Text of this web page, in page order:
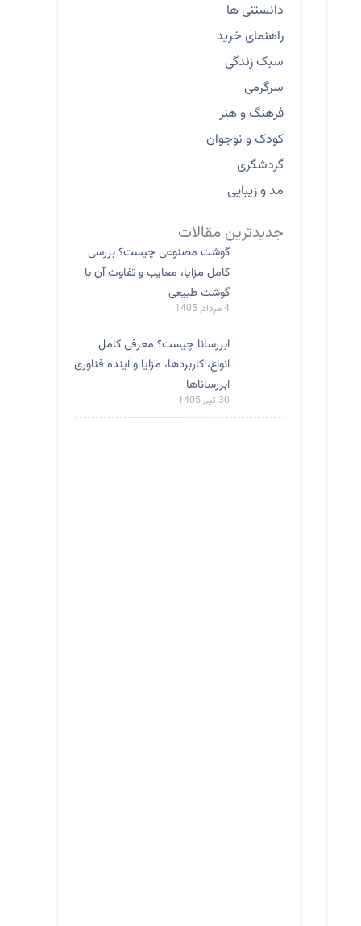
دانستنی ها
راهنمای خرید
سبک زندگی
سرگرمی
فرهنگ و هنر
کودک و نوجوان
گردشگری
مد و زیبایی
جدیدترین مقالات
گوشت مصنوعی چیست؟ بررسی
کامل مزایا، معایب و تفاوت آن با
گوشت طبیعی
4 مرداد, 1405
ابررسانا چیست؟ معرفی کامل
انواع، کاربردها، مزایا و آینده فناوری
ابررساناها
30 تیر, 1405